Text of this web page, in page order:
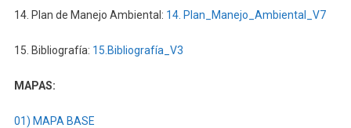
(CÓDIGO
14. Plan de Manejo Ambiental: 14. Plan_Manejo_Ambiental_V7
15. Bibliografía: 15.Bibliografía_V3
MAPAS:
01) MAPA BASE